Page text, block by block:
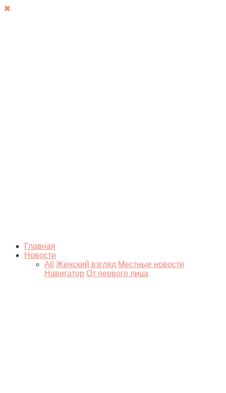
Главная
Новости
All
Женский взгляд Местные новости
Навигатор От первого лица